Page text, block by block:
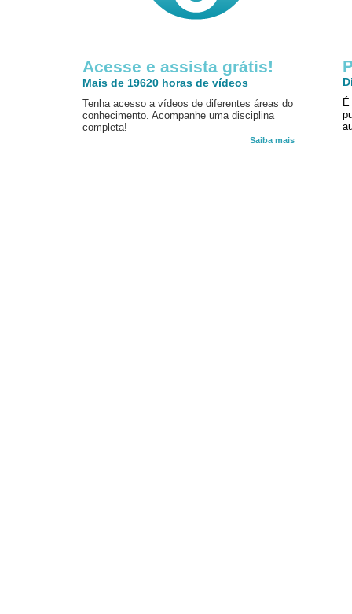
Acesse e assista grátis!
Mais de 19620 horas de vídeos
Tenha acesso a vídeos de diferentes áreas do
conhecimento. Acompanhe uma disciplina
completa!
Saiba mais